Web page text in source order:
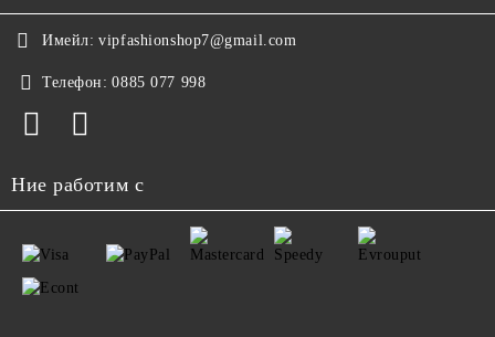
Имейл: vipfashionshop7@gmail.com
Телефон: 0885 077 998
Ние работим с